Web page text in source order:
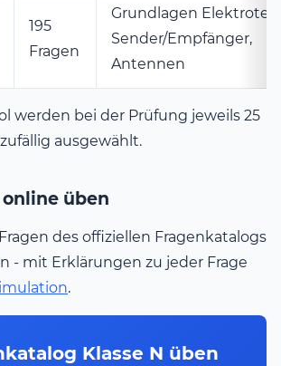
195
Fragen
Grundlagen
Sender/Empfänger,
Antennen
werden bei der Prüfung jeweils 25
ausgewählt.
üben
des offiziellen Fragenkatalogs
- mit Erklärungen zu jeder Frage
.
Klasse N üben